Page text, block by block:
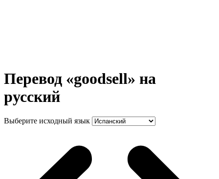
Перевод «goodsell» на
русский
Выберите исходный язык